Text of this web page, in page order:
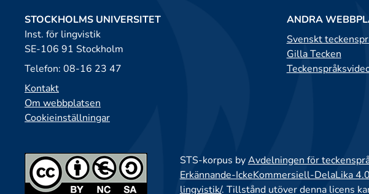
STOCKHOLMS UNIVERSITET
Inst. för lingvistik
SE-106 91 Stockholm
Telefon: 08-16 23 47
Kontakt
Om webbplatsen
Cookieinställningar
ANDRA
Svenskt
Gilla Tecken
STS-korpus byAvdelningen för
Erkännande-IckeKommersiell-DelaLika
lingvistik/. Tillstånd utöver denna licens